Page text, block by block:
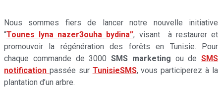
Nous sommes fiers de lancer notre nouvelle initiative
“Tounes lyna nazer3ouha bydina”, visant à restaurer et
promouvoir la régénération des forêts en Tunisie. Pour
chaque commande de 3000 SMS marketing ou de SMS
notification passée sur TunisieSMS, vous participerez à la
plantation d’un arbre.